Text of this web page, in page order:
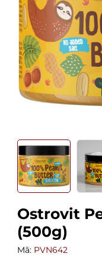
Ostrovit
(500g)
Mã: PVN642